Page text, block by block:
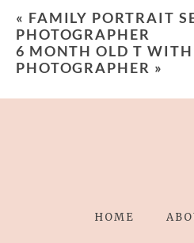
« FAMILY PORTRAIT
PHOTOGRAPHER
6 MONTH OLD T
PHOTOGRAPHER »
HOME